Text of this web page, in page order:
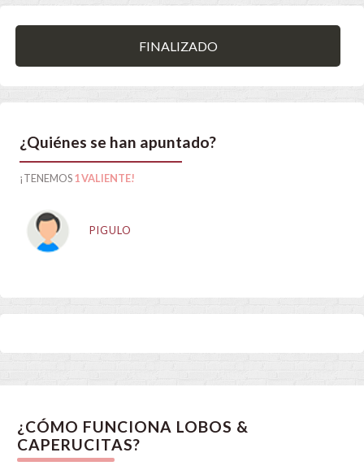
FINALIZADO
¿Quiénes se han apuntado?
¡TENEMOS1 VALIENTE!
PIGULO
¿CÓMO FUNCIONA LOBOS &
CAPERUCITAS?